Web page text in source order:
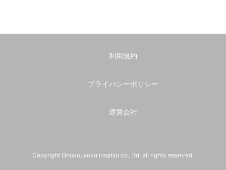
利用規約
プライバシーポリシー
運営会社
Copyright Onokousoku insatsu co., ltd. all rights reserved.